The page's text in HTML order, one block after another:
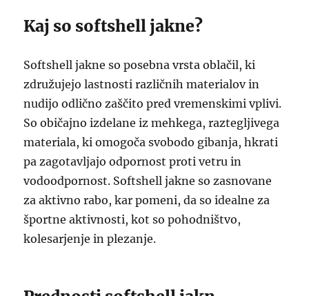
Kaj so softshell jakne?
Softshell jakne so posebna vrsta oblačil, ki
združujejo lastnosti različnih materialov in
nudijo odlično zaščito pred vremenskimi vplivi.
So običajno izdelane iz mehkega, raztegljivega
materiala, ki omogoča svobodo gibanja, hkrati
pa zagotavljajo odpornost proti vetru in
vodoodpornost. Softshell jakne so zasnovane
za aktivno rabo, kar pomeni, da so idealne za
športne aktivnosti, kot so pohodništvo,
kolesarjenje in plezanje.